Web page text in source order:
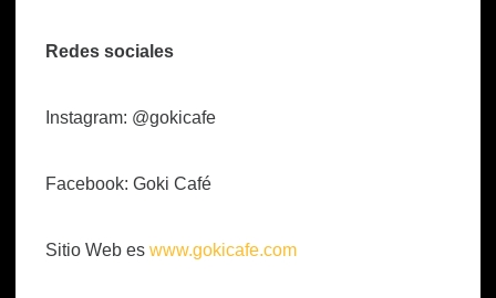
Redes sociales
Instagram: @gokicafe
Facebook: Goki Café
Sitio Web es www.gokicafe.com